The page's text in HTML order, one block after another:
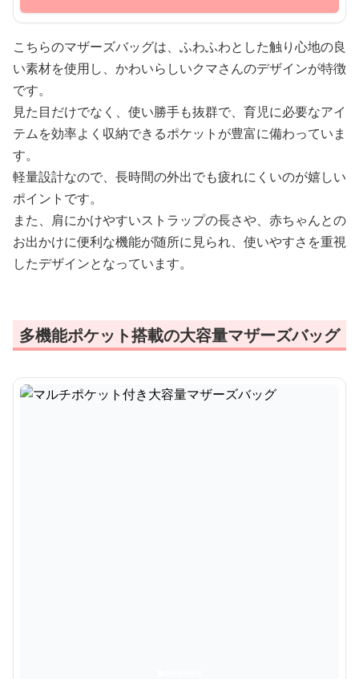
こちらのマザーズバッグは、ふわふわとした触り心地の良
い素材を使用し、かわいらしいクマさんのデザインが特徴
です。
見た目だけでなく、使い勝手も抜群で、育児に必要なアイ
テムを効率よく収納できるポケットが豊富に備わっていま
す。
軽量設計なので、長時間の外出でも疲れにくいのが嬉しい
ポイントです。
また、肩にかけやすいストラップの長さや、赤ちゃんとの
お出かけに便利な機能が随所に見られ、使いやすさを重視
したデザインとなっています。
多機能ポケット搭載の大容量マザーズバッグ